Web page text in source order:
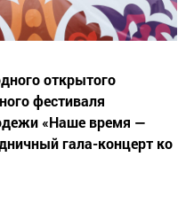
открытого
фестиваля
«Наше время —
гала-концерт ко